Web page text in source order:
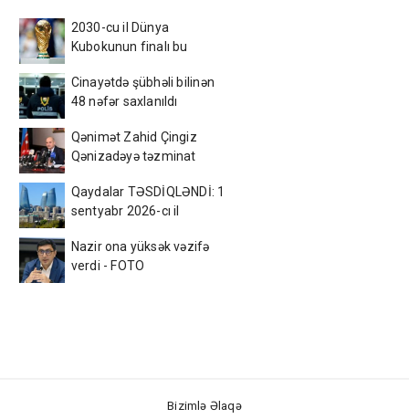
2030-cu il Dünya
Kubokunun finalı bu
Cinayətdə şübhəli bilinən
48 nəfər saxlanıldı
Qənimət Zahid Çingiz
Qənizadəyə təzminat
Qaydalar TƏSDİQLƏNDİ: 1
sentyabr 2026-cı il
minəcək
Nazir ona yüksək vəzifə
verdi - FOTO
Bizimlə Əlaqə